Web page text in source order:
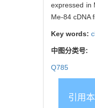
expressed in
Me-84 cDNA
Key words:
中图分类号:
Q785
引用